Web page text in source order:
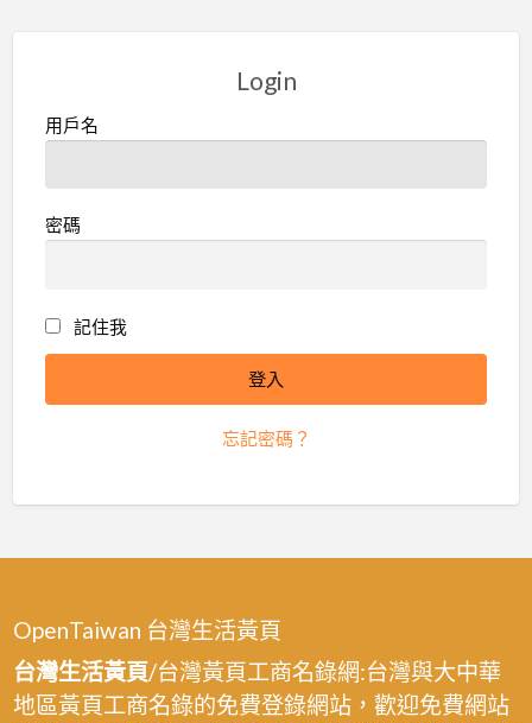
Login
用戶名
密碼
記住我
忘記密碼？
OpenTaiwan 台灣生活黃頁
台灣生活黃頁/台灣黃頁工商名錄網:台灣與大中華
地區黃頁工商名錄的免費登錄網站，歡迎免費網站